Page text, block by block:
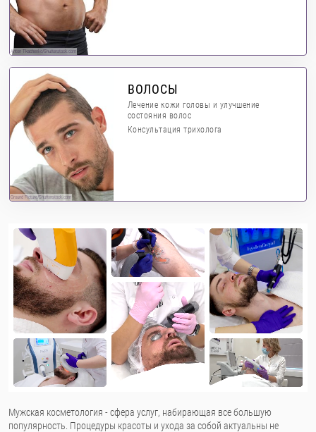
Anton Tkachenko/Shutterstock.com
Ground Picture/Shutterstock.com
ВОЛОСЫ
Лечение кожи головы и улучшение
состояния волос
Консультация трихолога
Мужская косметология - сфера услуг, набирающая все большую
популярность. Процедуры красоты и ухода за собой актуальны не